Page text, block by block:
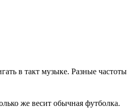
в такт музыке. Разные частоты
же весит обычная футболка.